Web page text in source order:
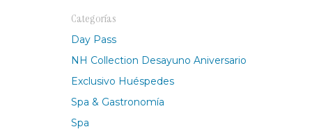
Buenos Aires, Argentina
Categorías
Day Pass
NH Collection Desayuno Aniversario
Exclusivo Huéspedes
Spa & Gastronomía
Spa